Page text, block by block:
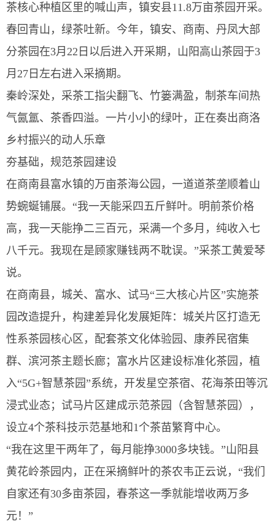
茶核心种植区里的喊山声，镇安县11.8万亩茶园开采。
春回青山，绿茶吐新。今年，镇安、商南、丹凤大部
分茶园在3月22日以后进入开采期，山阳高山茶园于3
月27日左右进入采摘期。
秦岭深处，采茶工指尖翻飞、竹篓满盈，制茶车间热
气氤氲、茶香四溢。一片小小的绿叶，正在奏出商洛
乡村振兴的动人乐章
夯基础，规范茶园建设
在商南县富水镇的万亩茶海公园，一道道茶垄顺着山
势蜿蜒铺展。“我一天能采四五斤鲜叶。明前茶价格
高，我一天能挣二三百元，采满一个多月，纯收入七
八千元。我现在是顾家赚钱两不耽误。”采茶工黄爱琴
说。
在商南县，城关、富水、试马“三大核心片区”实施茶
园改造提升，构建差异化发展矩阵：城关片区打造无
性系茶园核心区，配套茶文化体验园、康养民宿集
群、滨河茶主题长廊；富水片区建设标准化茶园，植
入“5G+智慧茶园”系统，开发星空茶宿、花海茶田等沉
浸式业态；试马片区建成示范茶园（含智慧茶园），
设立4个茶科技示范基地和1个茶苗繁育中心。
“我在这里干两年了，每月能挣3000多块钱。”山阳县
黄花岭茶园内，正在采摘鲜叶的茶农韦正云说，“我们
自家还有30多亩茶园，春茶这一季就能增收两万多
元！”